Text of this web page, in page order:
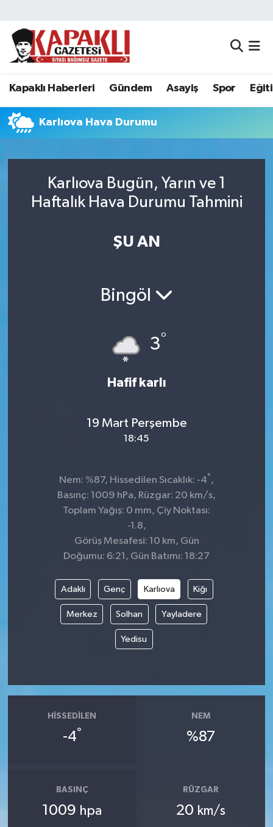
Kapaklı Haberleri Gündem Asayiş Spor
Karlıova Hava Durumu
Karlıova Bugün, Yarın ve 1
Haftalık Hava Durumu Tahmini
ŞU AN
Bingöl
3°
Hafif karlı
19 Mart Perşembe
18:45
Nem: %87, Hissedilen Sıcaklık: -4° ,
Basınç: 1009 hPa, Rüzgar: 20 km/s,
Toplam Yağış: 0 mm, Çiy Noktası:
-1.8,
Görüş Mesafesi: 10 km, Gün
Doğumu: 6:21, Gün Batımı: 18:27
Adaklı Genç Karlıova Kiğı
Merkez Solhan Yayladere
Yedisu
HISSEDILEN
-4°
NEM
%87
BASINÇ
1009 hpa
RÜZGAR
20 km/s
Kapaklı Haberleri
Asayiş
Spor
Siyaset
Tekirdağ Nöbetçi Eczaneler
Tekirdağ Namaz Vakitleri
Tekirdağ Trafik Yoğunluk Haritası
Tüm Manşetler